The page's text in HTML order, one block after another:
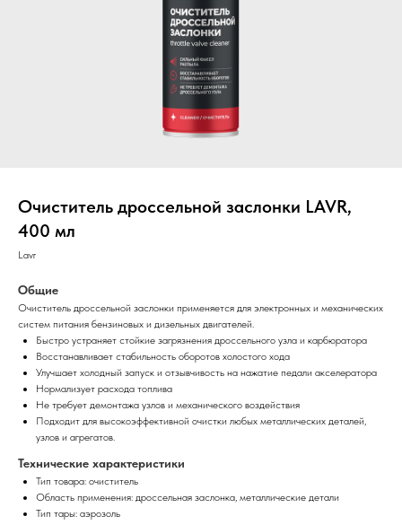
Очиститель дроссельной заслонки LAVR,
400 мл
Lavr
Общие
Очиститель дроссельной заслонки применяется для электронных и механических
систем питания бензиновых и дизельных двигателей.
Быстро устраняет стойкие загрязнения дроссельного узла и карбюратора
Восстанавливает стабильность оборотов холостого хода
Улучшает холодный запуск и отзывчивость на нажатие педали акселератора
Нормализует расхода топлива
Не требует демонтажа узлов и механического воздействия
Подходит для высокоэффективной очистки любых металлических деталей,
узлов и агрегатов.
Технические характеристики
Тип товара: очиститель
Область применения: дроссельная заслонка, металлические детали
Тип тары: аэрозоль